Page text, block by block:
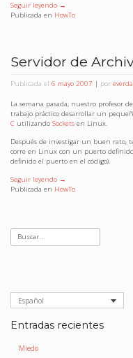
Seguir leyendo →
Publicada en HowTo
Servidor de
Publicada el 6 mayo 2007 | por
La semana pasada, nuestro profesor de
trabajo práctico desarrollar un
C utilizando Sockets en Linux.
Después de investigar un buen rato,
corre en Linux con un puerto
definido el puerto en el código).
Seguir leyendo →
Publicada en HowTo
Español
Entradas recientes
Miedo